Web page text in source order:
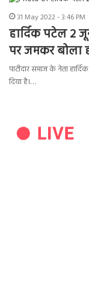
31 May 2022 - 3:46 PM
हार्दिक पटेल 2
पर जमकर बोला
पाटीदार समाज के नेता
दिया है।…